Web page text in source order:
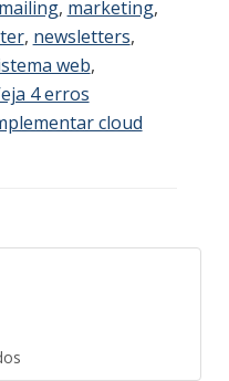
mailing, marketing,
, newsletters,
web,
4 erros
cloud